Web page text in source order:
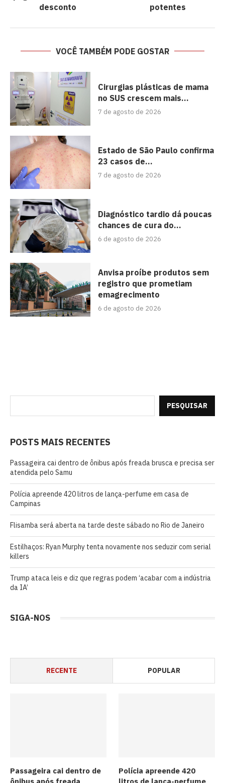
desconto
potentes
VOCÊ TAMBÉM PODE GOSTAR
Cirurgias plásticas de mama
no SUS crescem mais...
7 de agosto de 2026
Estado de São Paulo confirma
23 casos de...
7 de agosto de 2026
Diagnóstico tardio dá poucas
chances de cura do...
6 de agosto de 2026
Anvisa proíbe produtos sem
registro que prometiam
emagrecimento
6 de agosto de 2026
PESQUISAR
POSTS MAIS RECENTES
Passageira cai dentro de ônibus após freada brusca e precisa ser
atendida pelo Samu
Polícia apreende 420 litros de lança-perfume em casa de
Campinas
Flisamba será aberta na tarde deste sábado no Rio de Janeiro
Estilhaços: Ryan Murphy tenta novamente nos seduzir com serial
killers
Trump ataca leis e diz que regras podem ‘acabar com a indústria
da IA’
SIGA-NOS
RECENTE POPULAR
Passageira cai dentro de
Polícia apreende 420